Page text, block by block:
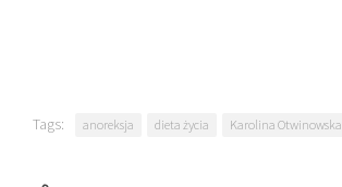
Tags: anoreksja dieta życia Karolina Otwinowska